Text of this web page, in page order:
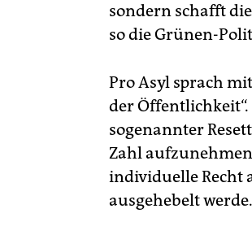
sondern schafft
so die Grünen-
Pro Asyl sprach
der
sogenannter
Zahl
individuelle Recht
ausgehebelt werde.